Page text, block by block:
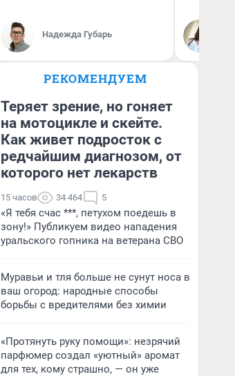
Надежда Губарь
РЕКОМЕНДУЕМ
Теряет зрение, но гоняет
на мотоцикле и скейте.
Как живет подросток с
редчайшим диагнозом, от
которого нет лекарств
15 часов 34 464 5
«Я тебя счас ***, петухом поедешь в
зону!» Публикуем видео нападения
уральского гопника на ветерана СВО
Муравьи и тля больше не сунут носа в
ваш огород: народные способы
борьбы с вредителями без химии
«Протянуть руку помощи»: незрячий
парфюмер создал «уютный» аромат
для тех, кому страшно, — он уже